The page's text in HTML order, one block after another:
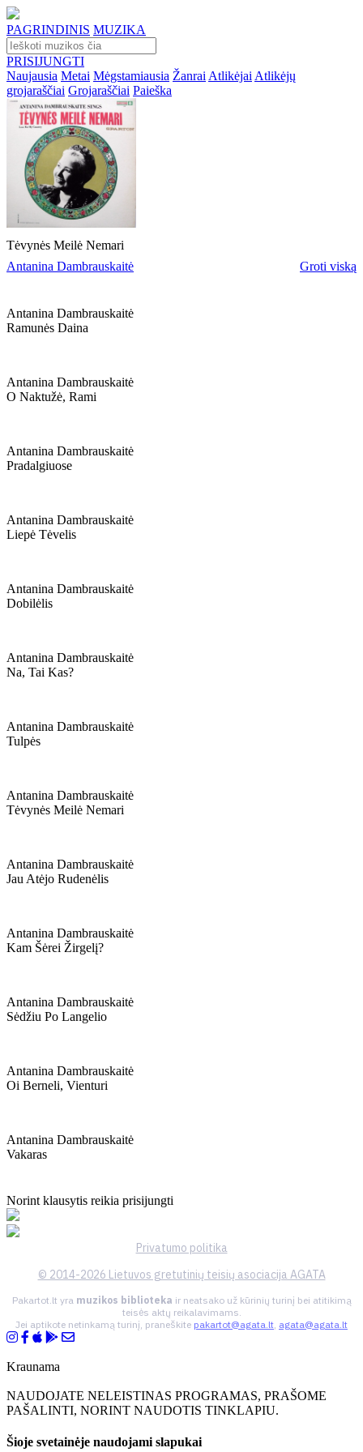
PAGRINDINIS MUZIKA
PRISIJUNGTI
Naujausia Metai Mėgstamiausia Žanrai Atlikėjai Atlikėjų
grojaraščiai Grojaraščiai Paieška
Tėvynės Meilė Nemari
Antanina Dambrauskaitė
Groti viską
Antanina Dambrauskaitė
Ramunės Daina
Antanina Dambrauskaitė
O Naktužė, Rami
Antanina Dambrauskaitė
Pradalgiuose
Antanina Dambrauskaitė
Liepė Tėvelis
Antanina Dambrauskaitė
Dobilėlis
Antanina Dambrauskaitė
Na, Tai Kas?
Antanina Dambrauskaitė
Tulpės
Antanina Dambrauskaitė
Tėvynės Meilė Nemari
Antanina Dambrauskaitė
Jau Atėjo Rudenėlis
Antanina Dambrauskaitė
Kam Šėrei Žirgelį?
Antanina Dambrauskaitė
Sėdžiu Po Langelio
Antanina Dambrauskaitė
Oi Berneli, Vienturi
Antanina Dambrauskaitė
Vakaras
Norint klausytis reikia prisijungti
Privatumo politika
© 2014-2026 Lietuvos gretutinių teisių asociacija AGATA
Pakartot.lt yra muzikos biblioteka ir neatsako už kūrinių turinį bei atitikimą
teisės aktų reikalavimams.
Jei aptikote netinkamą turinį, praneškite pakartot@agata.lt, agata@agata.lt
Kraunama
NAUDOJATE NELEISTINAS PROGRAMAS, PRAŠOME
PAŠALINTI, NORINT NAUDOTIS TINKLAPIU.
Šioje svetainėje naudojami slapukai